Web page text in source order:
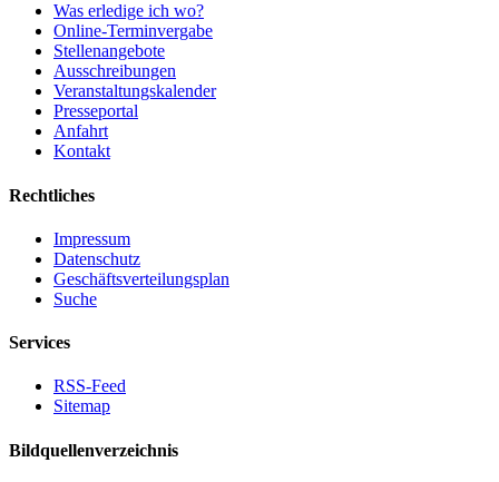
Was erledige ich wo?
Online-Terminvergabe
Stellenangebote
Ausschreibungen
Veranstaltungskalender
Presseportal
Anfahrt
Kontakt
Rechtliches
Impressum
Datenschutz
Geschäftsverteilungsplan
Suche
Services
RSS-Feed
Sitemap
Bildquellenverzeichnis